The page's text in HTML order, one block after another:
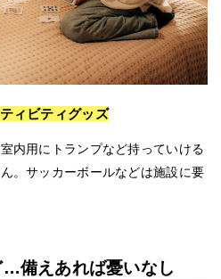
ィビティグッズ
内用にトランプなど持っていける
。サッカーボールなどは施設に要
備えあれば憂いなし